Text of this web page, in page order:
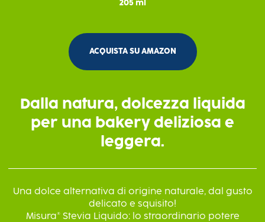
205 ml
ACQUISTA SU AMAZON
Dalla natura, dolcezza liquida
per una bakery deliziosa e
leggera.
Una dolce alternativa di origine naturale, dal gusto
delicato e squisito!
Misura® Stevia Liquido: lo straordinario potere